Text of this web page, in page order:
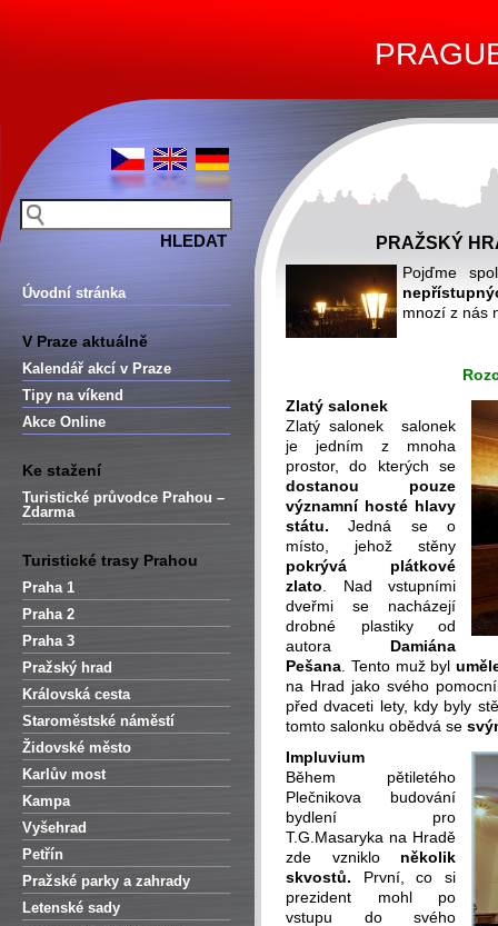
Úvodní stránka
V Praze aktuálně
Kalendář akcí v Praze
Tipy na víkend
Akce Online
Ke stažení
Turistické průvodce Prahou –
Zdarma
Turistické trasy Prahou
Praha 1
Praha 2
Praha 3
Pražský hrad
Královská cesta
Staroměstské náměstí
Židovské město
Karlův most
Kampa
Vyšehrad
Petřín
Pražské parky a zahrady
Letenské sady
PRAŽSKÝ
Pojďme
mnozí z nás
Zlatý salonek
Zlatý salonek salonek
je jedním z mnoha
prostor, do kterých se
dostanou pouze
významní hosté hlavy
státu. Jedná se o
místo, jehož stěny
pokrývá plátkové
zlato . Nad vstupními
dveřmi se nacházejí
drobné plastiky od
autora Damiána
Pešana . Tento muž byl
na Hrad jako svého
před dvaceti lety, kdy byly
tomto salonku obědvá se
Impluvium
Během pětiletého
Plečnikova budování
bydlení pro
T.G.Masaryka na Hradě
zde vzniklo několik
skvostů. První, co si
prezident mohl po
vstupu do svého